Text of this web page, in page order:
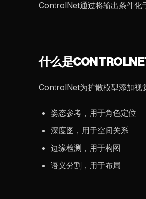
ControlNet通过将输出条件化
什么是
ControlNet为扩散模型添加视
姿态参考，用于角色定位
深度图，用于空间关系
边缘检测，用于构图
语义分割，用于布局